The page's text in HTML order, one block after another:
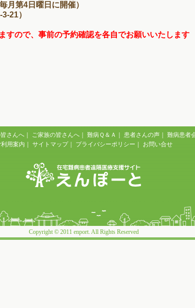
月第4日曜日に開催）
3-21）
すので、事前の予約確認を各自でお願いいたします
さんへ｜ ご家族の皆さんへ｜ 難病Ｑ＆Ａ｜ 患者さんの声｜ 難病患者
用案内｜ サイトマップ｜ プライバシーポリシー｜ お問い合せ
Copyright © 2011 enport. All Rights Reserved